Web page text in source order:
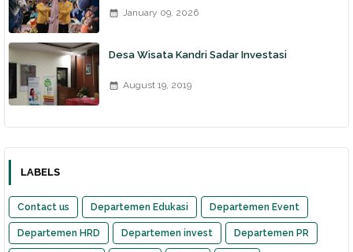
January 09, 2026
Desa Wisata Kandri Sadar Investasi
August 19, 2019
LABELS
Contact us Departemen Edukasi Departemen Event
Departemen HRD Departemen invest Departemen PR